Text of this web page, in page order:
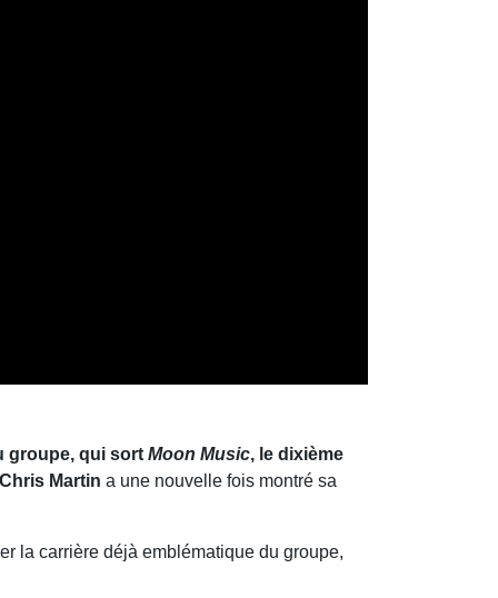
groupe, qui sort Moon Music, le dixième
Chris Martin a une nouvelle fois montré sa
la carrière déjà emblématique du groupe,